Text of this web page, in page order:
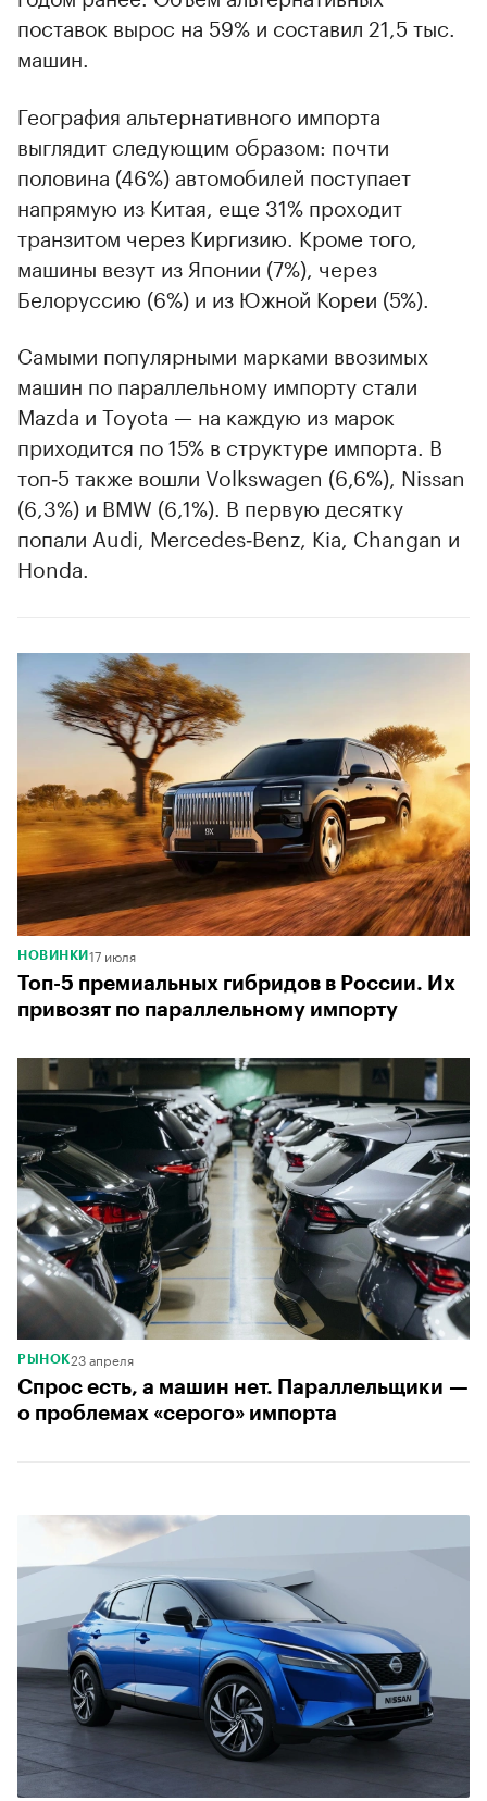
поставок вырос на 59% и составил 21,5 тыс.
машин.
География альтернативного импорта
выглядит следующим образом: почти
половина (46%) автомобилей поступает
напрямую из Китая, еще 31% проходит
транзитом через Киргизию. Кроме того,
машины везут из Японии (7%), через
Белоруссию (6%) и из Южной Кореи (5%).
Самыми популярными марками ввозимых
машин по параллельному импорту стали
Mazda и Toyota — на каждую из марок
приходится по 15% в структуре импорта. В
топ‑5 также вошли Volkswagen (6,6%), Nissan
(6,3%) и BMW (6,1%). В первую десятку
попали Audi, Mercedes‑Benz, Kia, Changan и
Honda.
НОВИНКИ 17 июля
Топ-5 премиальных гибридов в России. Их
привозят по параллельному импорту
РЫНОК23 апреля
Спрос есть, а машин нет. Параллельщики —
о проблемах «серого» импорта